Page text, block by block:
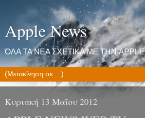
Apple News
ΌΛΑ ΤΑ ΝΕΑ ΣΧΕΤΙΚΑ ΜΕ ΤΗΝ APPLE
Κυριακή 13 Μαΐου 2012